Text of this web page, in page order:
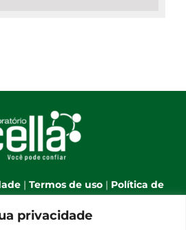
privacidade
| Termos de uso | Política de
|Webmail|